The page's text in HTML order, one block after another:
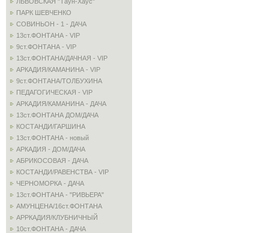
ПАРК ШЕВЧЕНКО
СОВИНЬОН - 1 - ДАЧА
13ст.ФОНТАНА - VIP
9ст.ФОНТАНА - VIP
13ст.ФОНТАНА/ДАЧНАЯ - VIP
АРКАДИЯ/КАМАНИНА - VIP
9ст.ФОНТАНА/ТОЛБУХИНА
ПЕДАГОГИЧЕСКАЯ - VIP
АРКАДИЯ/КАМАНИНА - ДАЧА
13ст.ФОНТАНА ДОМ/ДАЧА
КОСТАНДИ/ГАРШИНА
13ст.ФОНТАНА - новый
АРКАДИЯ - ДОМ/ДАЧА
АБРИКОСОВАЯ - ДАЧА
КОСТАНДИ/РАВЕНСТВА - VIP
ЧЕРНОМОРКА - ДАЧА
13ст.ФОНТАНА - "РИВЬЕРА"
АМУНЦЕНА/16ст.ФОНТАНА
АРРКАДИЯ/КЛУБНИЧНЫЙ
10ст.ФОНТАНА - ДАЧА